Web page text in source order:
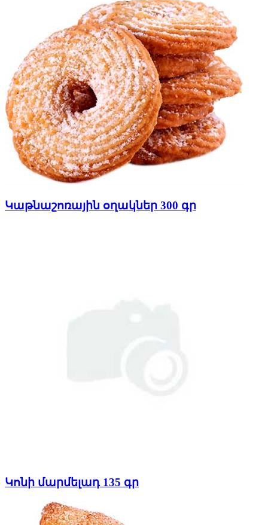
Կաթնաշոռային օղակներ 300 գր
Կոնի մարմելադ 135 գր